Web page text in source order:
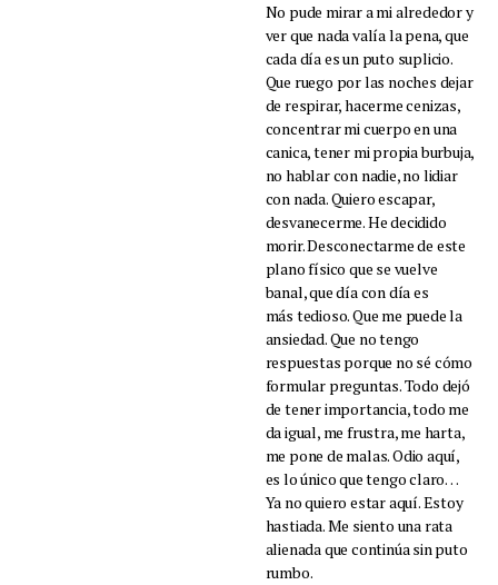
No pude mirar a mi alrededor y
ver que nada valía la pena, que
cada día es un puto suplicio.
Que ruego por las noches dejar
de respirar, hacerme cenizas,
concentrar mi cuerpo en una
canica, tener mi propia burbuja,
no hablar con nadie, no lidiar
con nada. Quiero escapar,
desvanecerme. He decidido
morir. Desconectarme de este
plano físico que se vuelve
banal, que día con día es
más tedioso. Que me puede la
ansiedad. Que no tengo
respuestas porque no sé cómo
formular preguntas. Todo dejó
de tener importancia, todo me
da igual, me frustra, me harta,
me pone de malas. Odio aquí,
es lo único que tengo claro…
Ya no quiero estar aquí. Estoy
hastiada. Me siento una rata
alienada que continúa sin puto
rumbo.